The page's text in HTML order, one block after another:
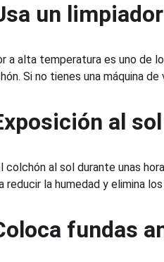
un
a alta temperatura es uno de
Si no tienes una máquina
al
colchón al sol durante unas
reducir la humedad y elimina
fundas